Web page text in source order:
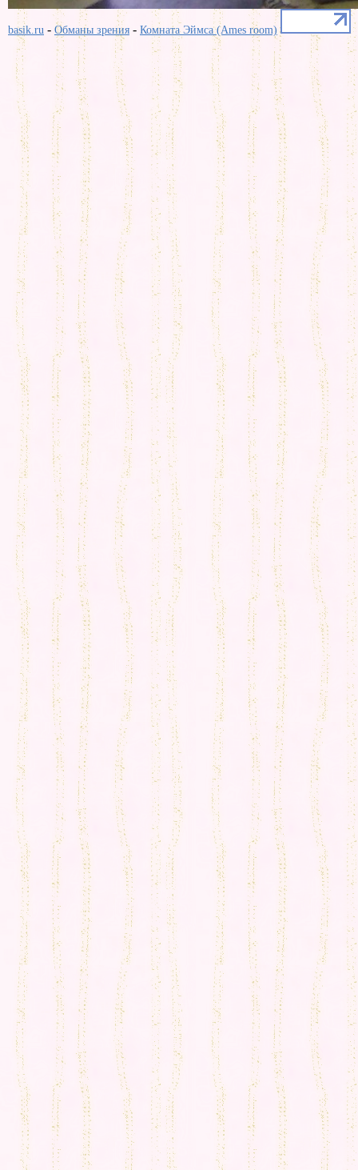
basik.ru - Обманы зрения - Комната Эймса (Ames room)